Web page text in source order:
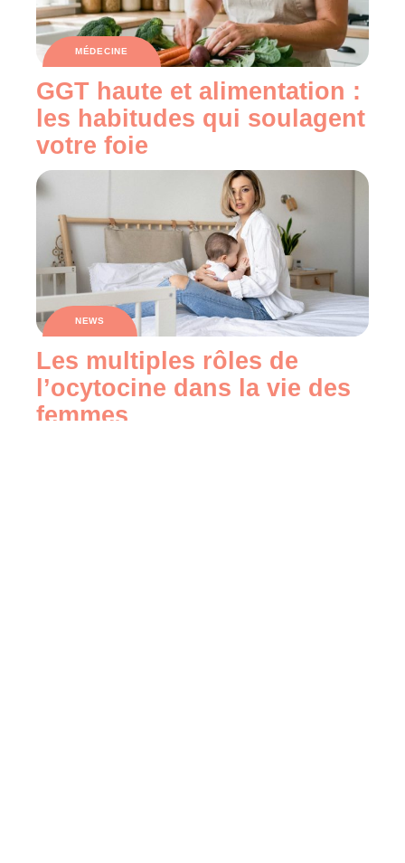
MÉDECINE
GGT haute et alimentation :
les habitudes qui soulagent
votre foie
NEWS
Les multiples rôles de
l’ocytocine dans la vie des
femmes